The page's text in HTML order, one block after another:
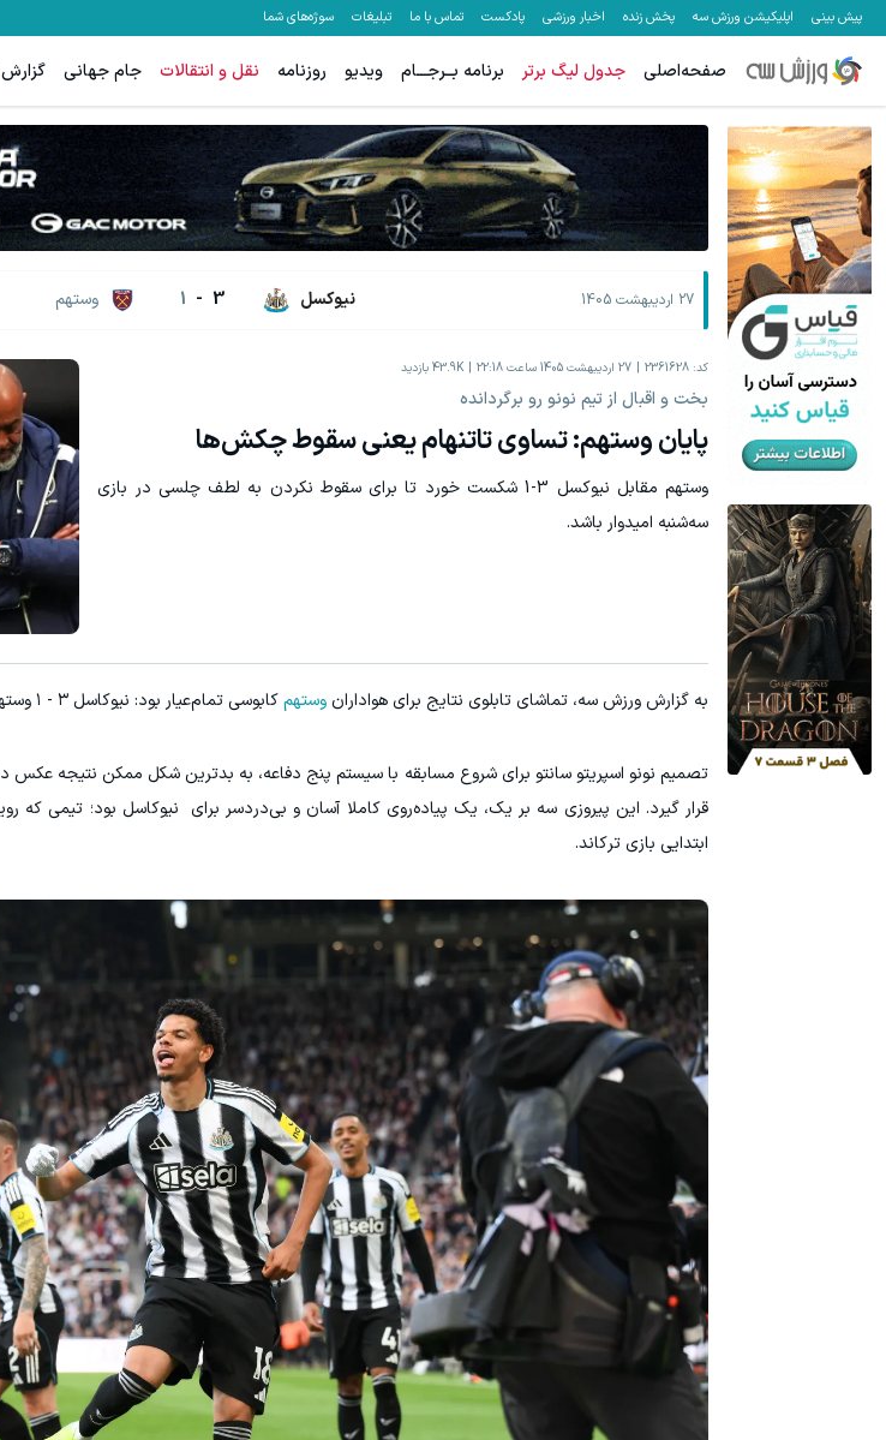
پیش بینی اپلیکیشن ورزش سه پخش زنده اخبار ورزشی پادکست تماس با ما تبلیغات سوژه‌های شما
صفحه‌اصلی جدول لیگ برتر برنامه بــرجـــام ویدیو روزنامه نقل و انتقالات جام جهانی
27 اردیبهشت 1405 نیوکسل 3
-
1 وستهم
کد: 2361628 27 اردیبهشت 1405 ساعت 22:18 43.9K بازدید
بخت و اقبال از تیم نونو رو برگردانده
پایان وستهم: تساوی تاتنهام یعنی سقوط چکش‌ها
وستهم مقابل نیوکسل 3-1 شکست خورد تا برای سقوط نکردن به لطف چلسی در بازی
سه‌شنبه امیدوار باشد.
به گزارش ورزش سه، تماشای تابلوی نتایج برای هوادارانوستهمکابوسی تمام‌عیار بود: نیوکاسل ۳ - ۱ وستهم. چکش‌ها در آستانه سقوط هستند.
تصمیم نونو اسپریتو سانتو برای شروع مسابقه با سیستم پنج دفاعه، به بدترین شکل ممکن نتیجه عکس
قرار گیرد. این پیروزی سه بر یک، یک پیاده‌روی کاملا آسان و بی‌دردسر برای نیوکاسل بود؛ تیمی که
ابتدایی بازی ترکاند.
جای بخیه داری؟؟ فقط در 3 هفته ترمیمش کن!😍 جای این پک تقویت موی جلبک توی حمومت خالیه!45%تخفیف رشد
جای این پک تقویت موی جلبک توی حمومت خالیه!45%تخفیف رشد فروشگاهت از اینجا شروع می‌شه، برای درآمد بیشتر،